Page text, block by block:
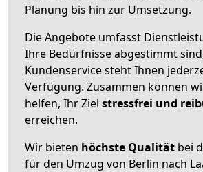
Planung bis hin zur Umsetzung.
Die Angebote umfasst
Ihre Bedürfnisse abgestimmt
Kundenservice steht Ihnen
Verfügung. Zusammen können
helfen, Ihr Ziel stressfrei und
erreichen.
Wir bieten höchste Qualität bei
für den Umzug von Berlin nach